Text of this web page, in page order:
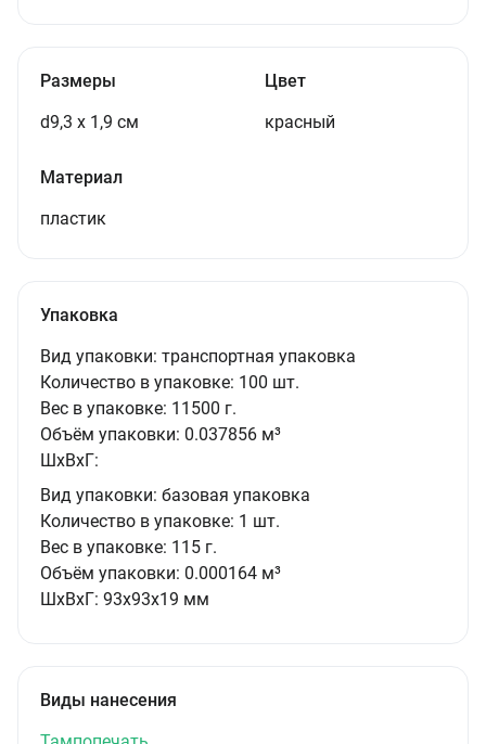
Размеры
d9,3 x 1,9 см
Цвет
красный
Материал
пластик
Упаковка
Вид упаковки: транспортная упаковка
Количество в упаковке: 100 шт.
Вес в упаковке: 11500 г.
Объём упаковки: 0.037856 м³
ШxВxГ:
Вид упаковки: базовая упаковка
Количество в упаковке: 1 шт.
Вес в упаковке: 115 г.
Объём упаковки: 0.000164 м³
ШxВxГ: 93x93x19 мм
Виды нанесения